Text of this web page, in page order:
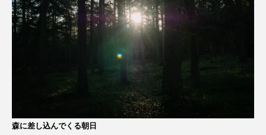
森に差し込んでくる朝日